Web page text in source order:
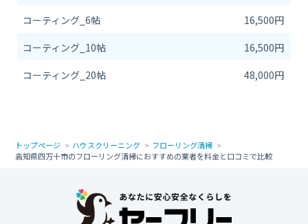
コーティング_6帖
16,500円
コーティング_10帖
16,500円
コーティング_20帖
48,000円
トップページ ハウスクリーニング
フローリング清掃
高知県四万十市のフローリング清掃におすすめの業者を料金と口コミで比較